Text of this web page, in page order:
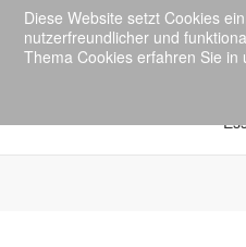
Der Verband für Gymnastik +
Diese Website setzt Cookies
nutzerfreundlicher und
Thema Cookies erfahren Sie in